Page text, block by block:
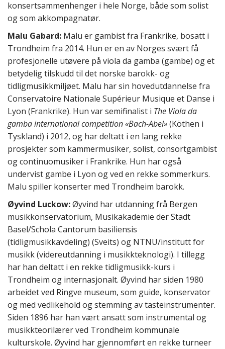
konsertsammenhenger i hele Norge, både som solist
og som akkompagnatør.
Malu Gabard: Malu ​er gambist fra Frankrike, bosatt i
Trondheim fra 2014. Hun er en av Norges svært få
profesjonelle utøvere på viola da gamba (gambe) og et
betydelig tilskudd til det norske barokk- og
tidligmusikkmiljøet. Malu har sin hovedutdannelse fra
Conservatoire Nationale Supérieur Musique et Danse i
Lyon (Frankrike). Hun var semifinalist i The Viola da
gamba international competition «Bach-Abel»(Köthen i
Tyskland) i 2012, og har deltatt i en lang rekke
prosjekter som kammermusiker, solist, consortgambist
og continuomusiker i Frankrike. Hun har også
undervist gambe i Lyon og ved en rekke sommerkurs.
Malu spiller konserter med Trondheim barokk.
Øyvind Luckow:Øyvind har utdanning frå Bergen
musikkonservatorium, Musikakademie der Stadt
Basel/Schola Cantorum basiliensis
(tidligmusikkavdeling) (Sveits) og NTNU/institutt for
musikk (videreutdanning i musikkteknologi). I tillegg
har han deltatt i en rekke tidligmusikk-kurs i
Trondheim og internasjonalt. Øyvind har siden 1980
arbeidet ved Ringve museum, som guide, konservator
og med vedlikehold og stemming av tasteinstrumenter.
Siden 1896 har han vært ansatt som instrumental og
musikkteorilærer ved Trondheim kommunale
kulturskole. Øyvind har gjennomført en rekke turneer